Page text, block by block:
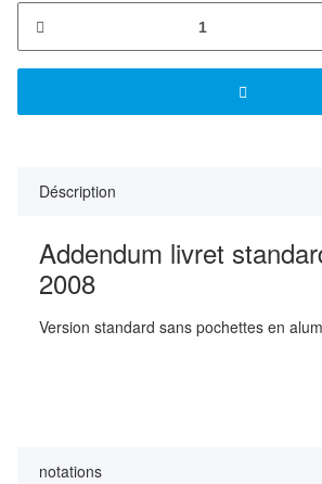
Déscription
Addendum livret
2008
Version standard sans pochettes en
notations